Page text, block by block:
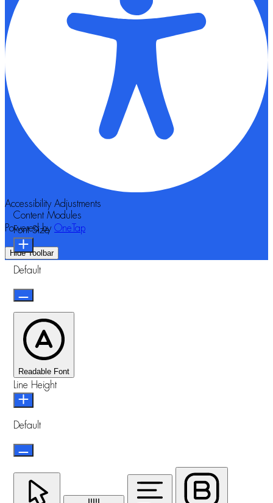
Accessibility Adjustments
Powered by OneTap
Hide Toolbar
Content Modules
Font Size
Default
Readable Font
Line Height
Default